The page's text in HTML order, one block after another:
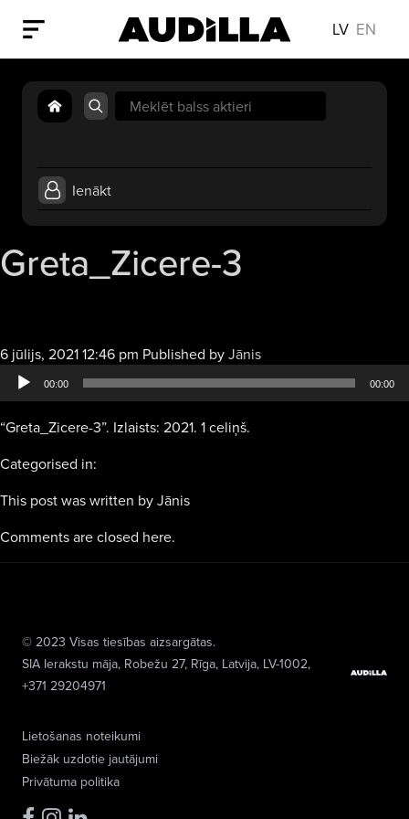
LV EN
Search
for:
Ienākt
Greta_Zicere-3
6 jūlijs, 2021 12:46 pm Published byJānisAudio
atskaņotājs
00:00 00:00
“Greta_Zicere-3”. Izlaists: 2021. 1 celiņš.
Categorised in:
This post was written by Jānis
Comments are closed here.
Lietošanas noteikumi
Biežāk uzdotie jautājumi
Privātuma politika
© 2023 Visas tiesības aizsargātas.
SIA Ierakstu māja, Robežu 27, Rīga, Latvija, LV-1002,
+371 29204971